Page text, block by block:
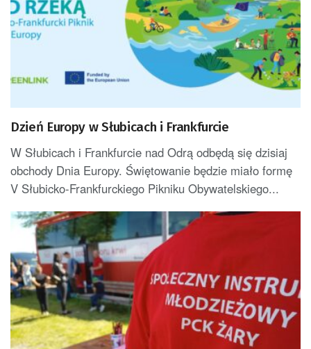
Dzień Europy w Słubicach i Frankfurcie
W Słubicach i Frankfurcie nad Odrą odbędą się dzisiaj
obchody Dnia Europy. Świętowanie będzie miało formę
V Słubicko-Frankfurckiego Pikniku Obywatelskiego...